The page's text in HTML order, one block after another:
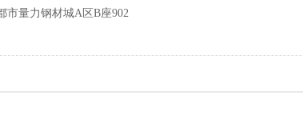
市量力钢材城A区B座902